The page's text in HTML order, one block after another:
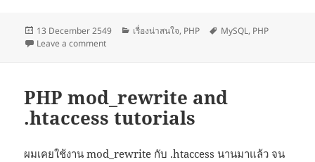
Posted
on
13 December 2549 Categories
เรื่องน่าสนใจ, PHP Tags
MySQL, PHP
Leave a commenton format date to mysql datetime
PHP mod_rewrite and
.htaccess tutorials
ผมเคยใช้งาน mod_rewrite กับ .htaccess นานมาแล้ว จน